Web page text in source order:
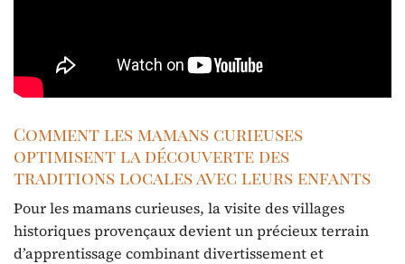
Comment les mamans curieuses
optimisent la découverte des
traditions locales avec leurs enfants
Pour les mamans curieuses, la visite des villages
historiques provençaux devient un précieux terrain
d’apprentissage combinant divertissement et